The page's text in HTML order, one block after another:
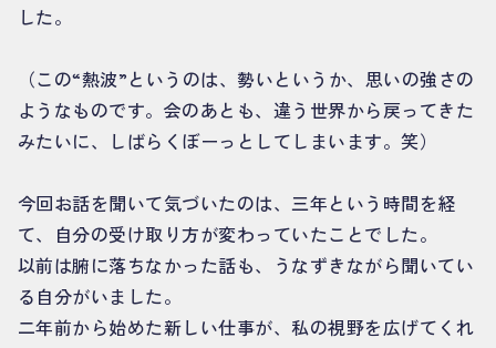
した。
（この“熱波”というのは、勢いというか、思いの強さの
ようなものです。会のあとも、違う世界から戻ってきた
みたいに、しばらくぼーっとしてしまいます。笑）
今回お話を聞いて気づいたのは、三年という時間を経
て、自分の受け取り方が変わっていたことでした。
以前は腑に落ちなかった話も、うなずきながら聞いてい
る自分がいました。
二年前から始めた新しい仕事が、私の視野を広げてくれ